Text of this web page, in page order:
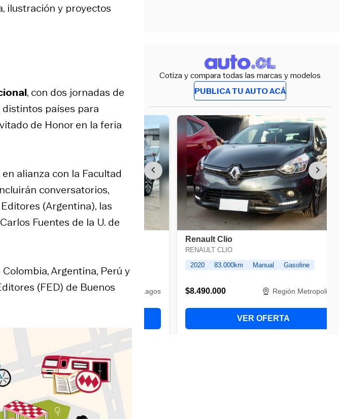
ilustración y proyectos
, con dos jornadas de
países para
de Honor en la feria
alianza con la Facultad
conversatorios,
(Argentina), las
Fuentes de la U. de
Argentina, Perú y
(FED) de Buenos
Cotiza y compara todas las marcas y modelos
PUBLICA TU AUTO ACÁ